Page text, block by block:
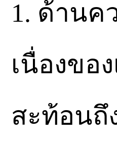
1. ด้านค
เนื่องขอ
สะท้อนถึ